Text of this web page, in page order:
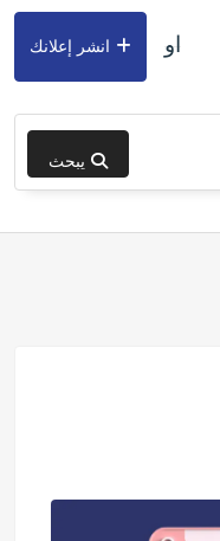
يبحث
او انشر إعلانك